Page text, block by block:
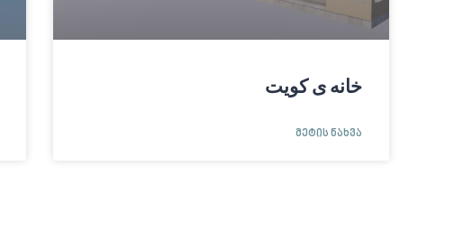
خانه ی کویت
ᲛᲔᲢᲘᲡ ᲜᲐᲮᲕᲐ